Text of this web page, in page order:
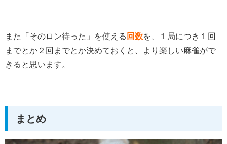
また「そのロン待った」を使える 回数を、１局につき１回
までとか２回までとか決めておくと、より楽しい麻雀がで
きると思います。
まとめ